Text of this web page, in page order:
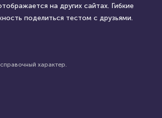
на других сайтах. Гибкие
поделиться тестом с друзьями.
характер.